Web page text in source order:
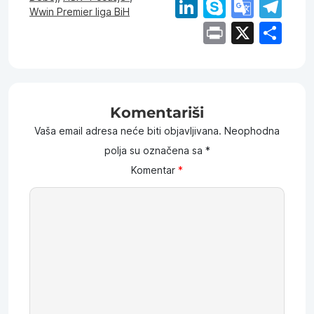
Wwin Premier liga BiH
LinkedIn
Skype
Print
X
Komentariši
Vaša email adresa neće biti objavljivana. Neophodna
polja su označena sa *
Komentar *